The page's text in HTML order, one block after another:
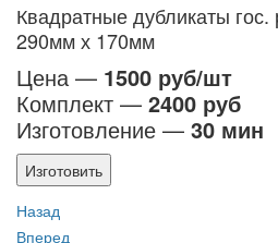
Квадратные дубликаты гос.
290мм х 170мм
Цена — 1500 руб/шт
Комплект — 2400 руб
Изготовление — 30 мин
Изготовить
Назад
Вперед